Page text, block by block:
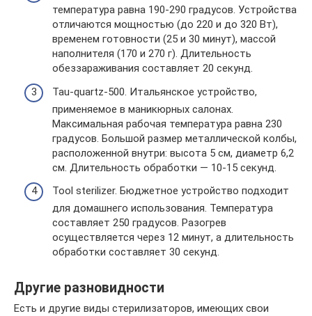
температура равна 190-290 градусов. Устройства
отличаются мощностью (до 220 и до 320 Вт),
временем готовности (25 и 30 минут), массой
наполнителя (170 и 270 г). Длительность
обеззараживания составляет 20 секунд.
Tau-quartz-500. Итальянское устройство,
применяемое в маникюрных салонах.
Максимальная рабочая температура равна 230
градусов. Большой размер металлической колбы,
расположенной внутри: высота 5 см, диаметр 6,2
см. Длительность обработки — 10-15 секунд.
Tool sterilizer. Бюджетное устройство подходит
для домашнего использования. Температура
составляет 250 градусов. Разогрев
осуществляется через 12 минут, а длительность
обработки составляет 30 секунд.
Другие разновидности
Есть и другие виды стерилизаторов, имеющих свои